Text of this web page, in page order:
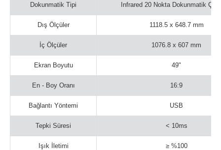
Dokunmatik Tipi Infrared 20 Nokta Dokunmatik
Dış Ölçüler 1118.5 x 648.7 mm
İç Ölçüler 1076.8 x 607 mm
Ekran Boyutu 49"
En - Boy Oranı 16:9
Bağlantı Yöntemi USB
Tepki Süresi < 10ms
Işık İletimi ≥ %100